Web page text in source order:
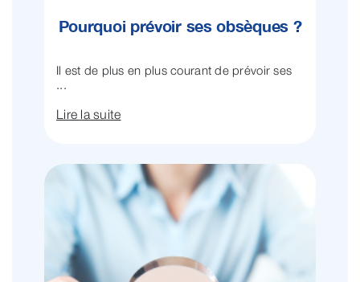
Pourquoi prévoir ses obsèques ?
Il est de plus en plus courant de prévoir ses
...
Lire la suite